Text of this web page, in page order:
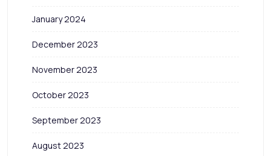
January 2024
December 2023
November 2023
October 2023
September 2023
August 2023